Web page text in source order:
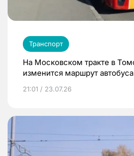
Транспорт
На Московском тракте в
изменится маршрут
21:01 / 23.07.26